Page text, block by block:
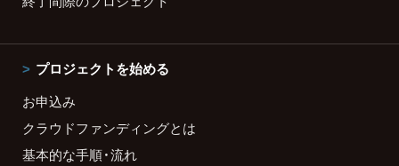
プロジェクトを始める
お申込み
クラウドファンディングとは
基本的な手順・流れ